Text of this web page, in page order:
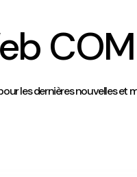
les dernières nouvelles et